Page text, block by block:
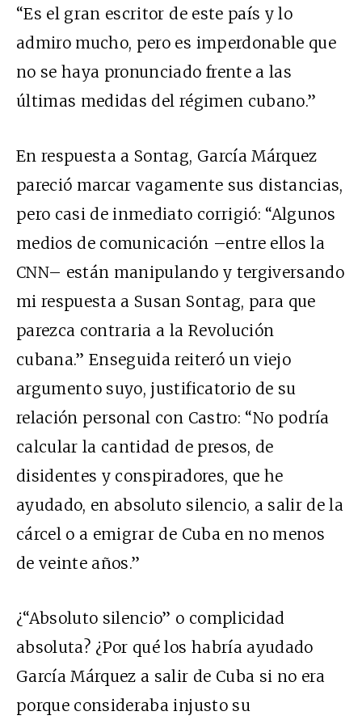
“Es el gran escritor de este país y lo
admiro mucho, pero es imperdonable que
no se haya pronunciado frente a las
últimas medidas del régimen cubano.”
En respuesta a Sontag, García Márquez
pareció marcar vagamente sus distancias,
pero casi de inmediato corrigió: “Algunos
medios de comunicación –entre ellos la
CNN– están manipulando y tergiversando
mi respuesta a Susan Sontag, para que
parezca contraria a la Revolución
cubana.” Enseguida reiteró un viejo
argumento suyo, justificatorio de su
relación personal con Castro: “No podría
calcular la cantidad de presos, de
disidentes y conspiradores, que he
ayudado, en absoluto silencio, a salir de la
cárcel o a emigrar de Cuba en no menos
de veinte años.”
¿“Absoluto silencio” o complicidad
absoluta? ¿Por qué los habría ayudado
García Márquez a salir de Cuba si no era
porque consideraba injusto su